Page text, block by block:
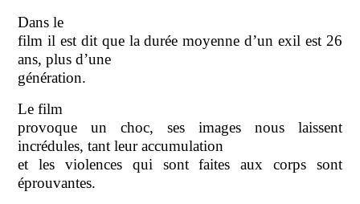
Dans le
film il est dit que la durée moyenne d’un exil est 26
ans, plus d’une
génération.
Le film
provoque un choc, ses images nous laissent
incrédules, tant leur accumulation
et les violences qui sont faites aux corps sont
éprouvantes.